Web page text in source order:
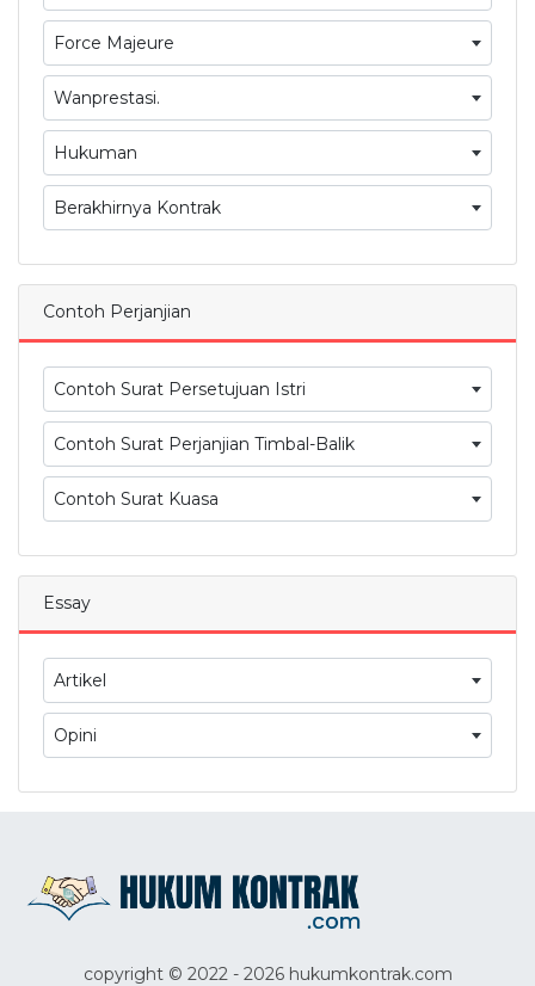
Force Majeure
Wanprestasi.
Hukuman
Berakhirnya Kontrak
Contoh Perjanjian
Contoh Surat Persetujuan Istri
Contoh Surat Perjanjian Timbal-Balik
Contoh Surat Kuasa
Essay
Artikel
Opini
copyright © 2022 - 2026 hukumkontrak.com